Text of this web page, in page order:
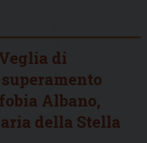
di
Albano,
della Stella